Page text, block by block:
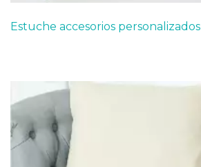
Estuche accesorios personalizados